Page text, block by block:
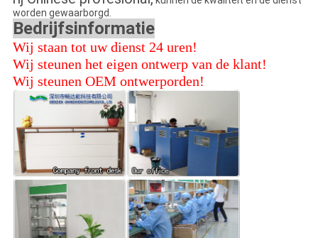
worden gewaarborgd.
Bedrijfsinformatie
Wij staan tot uw dienst 24 uren!
Wij steunen het eigen ontwerp van de klant!
Wij steunen OEM ontwerporden!